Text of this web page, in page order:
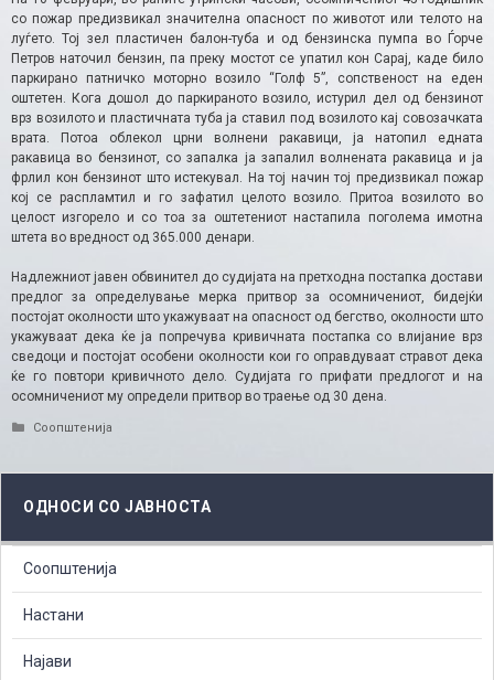
со пожар предизвикал значителна опасност по животот или телото на
луѓето. Тој зел пластичен балон-туба и од бензинска пумпа во Ѓорче
Петров наточил бензин, па преку мостот се упатил кон Сарај, каде било
паркирано патничко моторно возило “Голф 5”, сопственост на еден
оштетен. Кога дошол до паркираното возило, истурил дел од бензинот
врз возилото и пластичната туба ја ставил под возилото кај совозачката
врата. Потоа облекол црни волнени ракавици, ја натопил едната
ракавица во бензинот, со запалка ја запалил волнената ракавица и ја
фрлил кон бензинот што истекувал. На тој начин тој предизвикал пожар
кој се распламтил и го зафатил целото возило. Притоа возилото во
целост изгорело и со тоа за оштетениот настапила поголема имотна
штета во вредност од 365.000 денари.
Надлежниот јавен обвинител до судијата на претходна постапка достави
предлог за определување мерка притвор за осомничениот, бидејќи
постојат околности што укажуваат на опасност од бегство, околности што
укажуваат дека ќе ја попречува кривичната постапка со влијание врз
сведоци и постојат особени околности кои го оправдуваат стравот дека
ќе го повтори кривичното дело. Судијата го прифати предлогот и на
осомничениот му определи притвор во траење од 30 дена.​
Categories
Соопштенија
ОДНОСИ СО ЈАВНОСТА
Соопштенија
Настани
Најави